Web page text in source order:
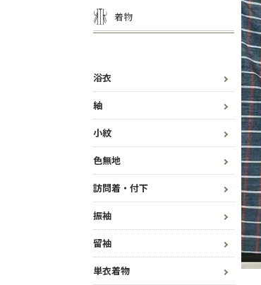
着物
浴衣
紬
小紋
色無地
訪問着・付下
振袖
留袖
単衣着物